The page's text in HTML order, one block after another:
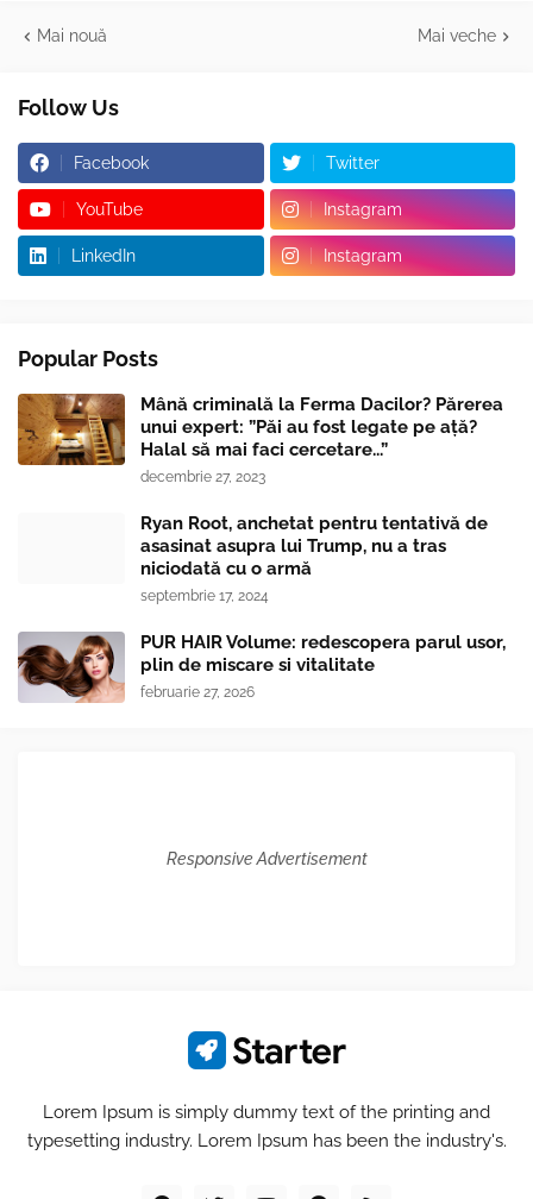
Mai nouă Mai veche
Follow Us
Facebook Twitter
YouTube Instagram
LinkedIn Instagram
Popular Posts
Mână criminală la Ferma Dacilor? Părerea
unui expert: ”Păi au fost legate pe ață?
Halal să mai faci cercetare...”
decembrie 27, 2023
Ryan Root, anchetat pentru tentativă de
asasinat asupra lui Trump, nu a tras
niciodată cu o armă
septembrie 17, 2024
PUR HAIR Volume: redescopera parul usor,
plin de miscare si vitalitate
februarie 27, 2026
Responsive Advertisement
Lorem Ipsum is simply dummy text of the printing and
typesetting industry. Lorem Ipsum has been the industry's.